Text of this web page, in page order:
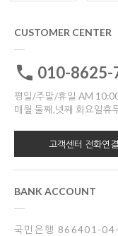
CUSTOMER CENTER
010-8625-
평일/주말/휴일 AM
매월 둘째,넷째 화요일휴
고객센터 전화연결
BANK ACCOUNT
국민은행 866401-